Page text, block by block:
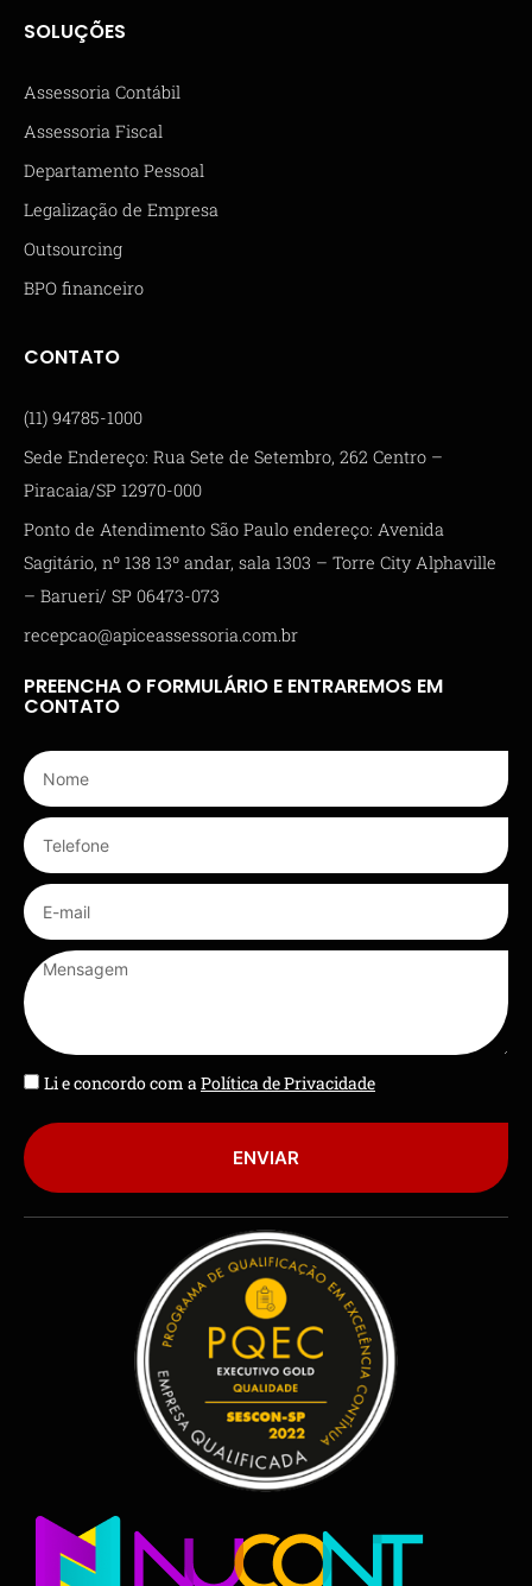
SOLUÇÕES
Assessoria Contábil
Assessoria Fiscal
Departamento Pessoal
Legalização de Empresa
Outsourcing
BPO financeiro
CONTATO
(11) 94785-1000
Sede Endereço: Rua Sete de Setembro, 262 Centro –
Piracaia/SP 12970-000
Ponto de Atendimento São Paulo endereço: Avenida
Sagitário, nº 138 13º andar, sala 1303 – Torre City Alphaville
– Barueri/ SP 06473-073
recepcao@apiceassessoria.com.br
PREENCHA O FORMULÁRIO E ENTRAREMOS EM
CONTATO
Li e concordo com aPolítica de Privacidade
ENVIAR